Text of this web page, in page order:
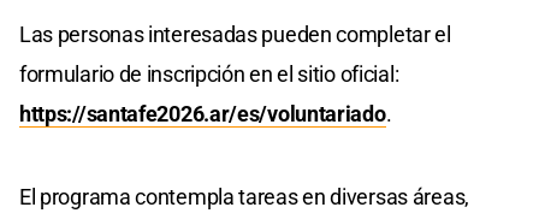
Las personas interesadas pueden completar el
formulario de inscripción en el sitio oficial:
https://santafe2026.ar/es/voluntariado.
El programa contempla tareas en diversas áreas,